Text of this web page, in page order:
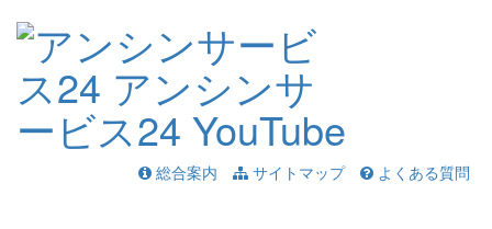
総合案内 サイトマップ
よくある質問